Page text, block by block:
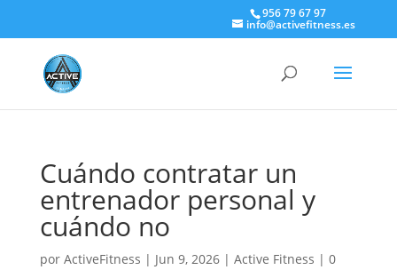
956 79 67 97
info@activefitness.es
Cuándo contratar un
entrenador personal y
cuándo no
por ActiveFitness | Jun 9, 2026| Active Fitness | 0